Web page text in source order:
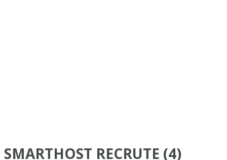
SMARTHOST RECRUTE (4)